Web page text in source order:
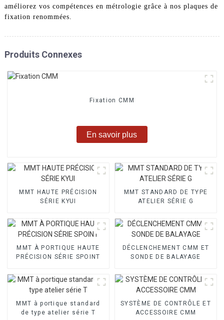
améliorez vos compétences en métrologie grâce à nos plaques de
fixation renommées.
Produits Connexes
Fixation CMM
En savoir plus
MMT HAUTE PRÉCISION
SÉRIE KYUI
MMT STANDARD DE TYPE
ATELIER SÉRIE G
MMT À PORTIQUE HAUTE
PRÉCISION SÉRIE SPOINT
DÉCLENCHEMENT CMM ET
SONDE DE BALAYAGE
MMT à portique standard
de type atelier série T
SYSTÈME DE CONTRÔLE ET
ACCESSOIRE CMM